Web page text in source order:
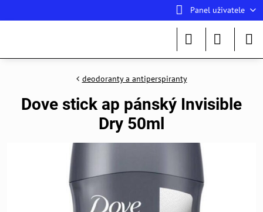
Panel uživatele
deodoranty a antiperspiranty
Dove stick ap pánský Invisible
Dry 50ml